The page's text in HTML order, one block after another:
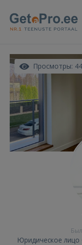
Просмотры:
Юридическое лицо